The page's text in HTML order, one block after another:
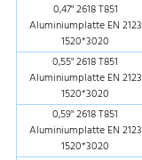
0,47" 2618 T851
Aluminiumplatte EN 2123
1520*3020
0,55" 2618 T851
Aluminiumplatte EN 2123
1520*3020
0,59" 2618 T851
Aluminiumplatte EN 2123
1520*3020